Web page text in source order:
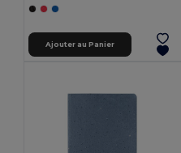
Ajouter au Panier